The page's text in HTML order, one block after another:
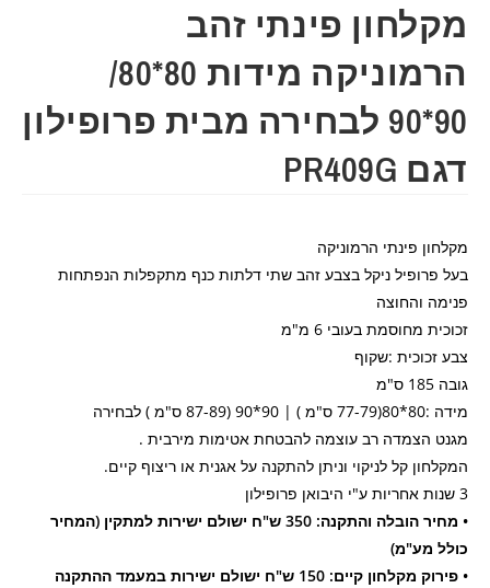
מקלחון פינתי זהב
הרמוניקה מידות 80*80/
90*90 לבחירה מבית פרופילון
דגם PR409G
מקלחון פינתי הרמוניקה
בעל פרופיל ניקל בצבע זהב שתי דלתות כנף מתקפלות הנפתחות
פנימה והחוצה
זכוכית מחוסמת בעובי 6 מ"מ
צבע זכוכית :שקוף
גובה 185 ס"מ
מידה :80*80(77-79 ס"מ ) | 90*90 (87-89 ס"מ ) לבחירה
מגנט הצמדה רב עוצמה להבטחת אטימות מירבית .
המקלחון קל לניקוי וניתן להתקנה על אגנית או ריצוף קיים.
3 שנות אחריות ע"י היבואן פרופילון
• מחיר הובלה והתקנה: 350 ש"ח ישולם ישירות למתקין (המחיר
כולל מע"מ)
• פירוק מקלחון קיים: 150 ש"ח ישולם ישירות במעמד ההתקנה